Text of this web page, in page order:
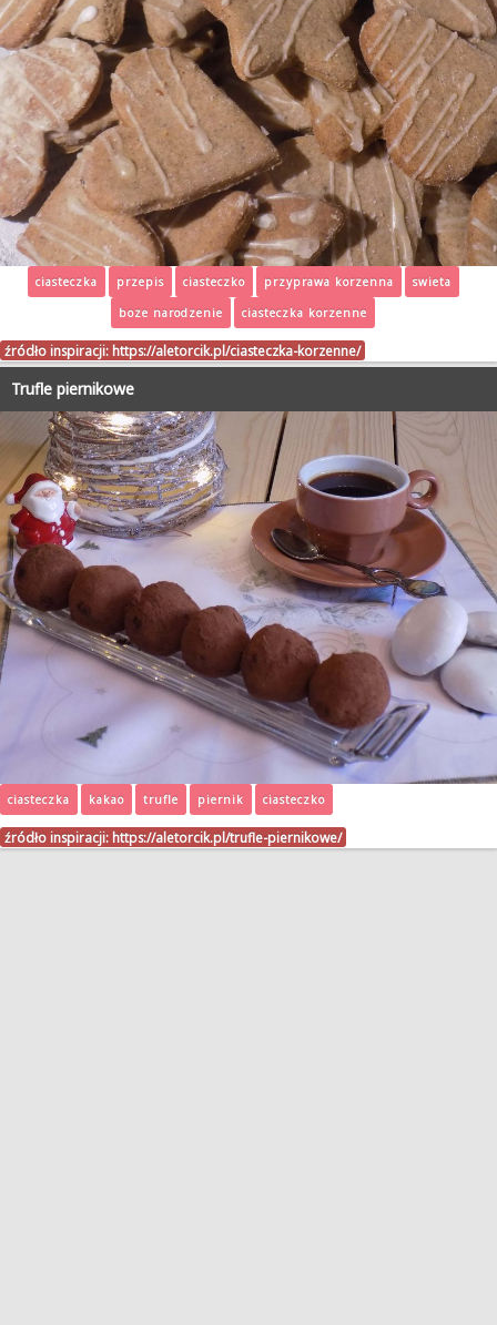
ciasteczka przepis ciasteczko przyprawa korzenna
swieta
boze narodzenie
ciasteczka korzenne
źródło inspiracji: https://aletorcik.pl/ciasteczka-korzenne/
Trufle piernikowe
ciasteczka kakao trufle piernik ciasteczko
źródło inspiracji: https://aletorcik.pl/trufle-piernikowe/